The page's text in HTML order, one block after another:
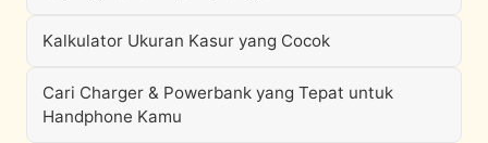
Kalkulator Ukuran Kasur yang Cocok
Cari Charger & Powerbank yang Tepat untuk
Handphone Kamu